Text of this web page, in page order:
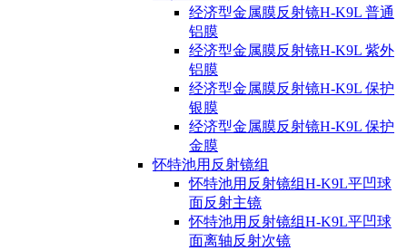
经济型金属膜反射镜H-K9L 普通
铝膜
经济型金属膜反射镜H-K9L 紫外
铝膜
经济型金属膜反射镜H-K9L 保护
银膜
经济型金属膜反射镜H-K9L 保护
金膜
怀特池用反射镜组
怀特池用反射镜组H-K9L平凹球
面反射主镜
怀特池用反射镜组H-K9L平凹球
面离轴反射次镜